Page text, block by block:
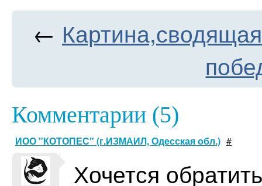
←
Комментарии (5)
ИОО "КОТОПЕС" (г.ИЗМАИЛ, Одесская обл.) #
Хочется